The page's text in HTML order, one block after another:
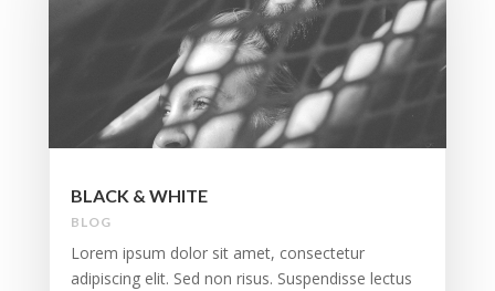
BLACK & WHITE
BLOG
Lorem ipsum dolor sit amet, consectetur
adipiscing elit. Sed non risus. Suspendisse lectus